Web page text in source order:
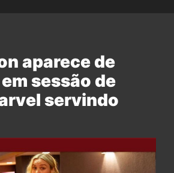
aparece de
sessão de
servindo